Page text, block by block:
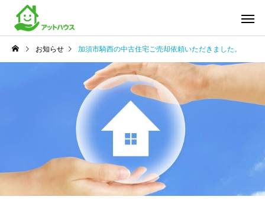
お知らせ 加須市騎西の中古住宅ご売却依頼いただきました。